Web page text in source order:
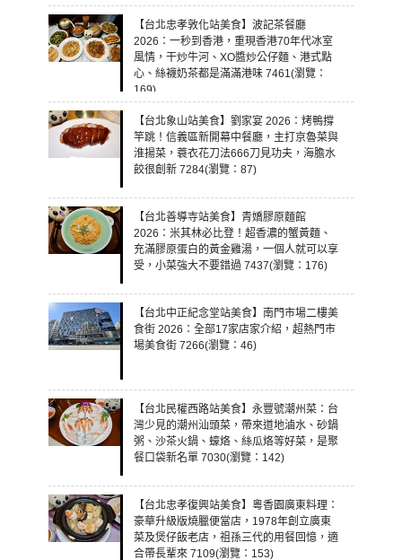
【台北忠孝敦化站美食】波記茶餐廳
2026：一秒到香港，重現香港70年代冰室
風情，干炒牛河、XO醬炒公仔麵、港式點
心、絲襪奶茶都是滿滿港味 7461(瀏覽：
169)
【台北象山站美食】劉家宴 2026：烤鴨撐
竿跳！信義區新開幕中餐廳，主打京魯菜與
淮揚菜，蓑衣花刀法666刀見功夫，海膽水
餃很創新 7284(瀏覽：87)
【台北善導寺站美食】青嬌膠原麵館
2026：米其林必比登！超香濃的蟹黃麵、
充滿膠原蛋白的黃金雞湯，一個人就可以享
受，小菜強大不要錯過 7437(瀏覽：176)
【台北中正紀念堂站美食】南門市場二樓美
食街 2026：全部17家店家介紹，超熱門市
場美食街 7266(瀏覽：46)
【台北民權西路站美食】永豐號潮州菜：台
灣少見的潮州汕頭菜，帶來道地滷水、砂鍋
粥、沙茶火鍋、蠔烙、絲瓜烙等好菜，是聚
餐口袋新名單 7030(瀏覽：142)
【台北忠孝復興站美食】粵香園廣東料理：
豪華升級版燒臘便當店，1978年創立廣東
菜及煲仔飯老店，祖孫三代的用餐回憶，適
合帶長輩來 7109(瀏覽：153)